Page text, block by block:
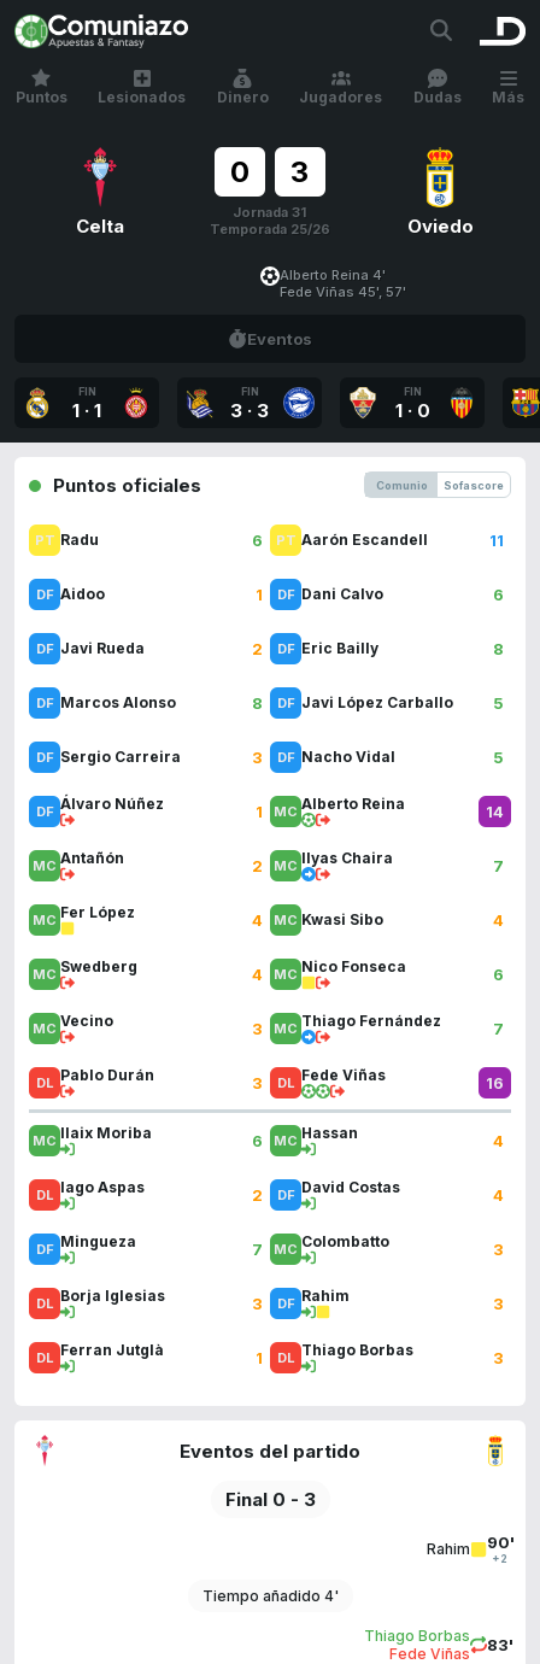
Puntos Lesionados Dinero Jugadores Dudas Más
Celta
0 3
Jornada 31
Temporada 25/26
Oviedo
Alberto Reina 4'
Fede Viñas 45', 57'
Eventos
FIN
1 · 1
FIN
3 · 3
FIN
1 · 0
Puntos oficiales Comunio Sofascore
Radu 6
Aidoo 1
Javi Rueda 2
Marcos Alonso 8
Sergio Carreira 3
Álvaro Núñez 1
Antañón 2
Fer López 4
Swedberg 4
Vecino 3
Pablo Durán 3
Ilaix Moriba 6
Iago Aspas 2
Mingueza 7
Borja Iglesias 3
Ferran Jutglà 1
Aarón Escandell 11
Dani Calvo 6
Eric Bailly 8
Javi López Carballo 5
Nacho Vidal 5
Alberto Reina 14
Ilyas Chaira 7
Kwasi Sibo 4
Nico Fonseca 6
Thiago Fernández 7
Fede Viñas 16
Hassan 4
David Costas 4
Colombatto 3
Rahim 3
Thiago Borbas 3
Eventos del partido
Final 0 - 3
90'
+2
Rahim
Tiempo añadido 4'
83'
Thiago Borbas
Fede Viñas